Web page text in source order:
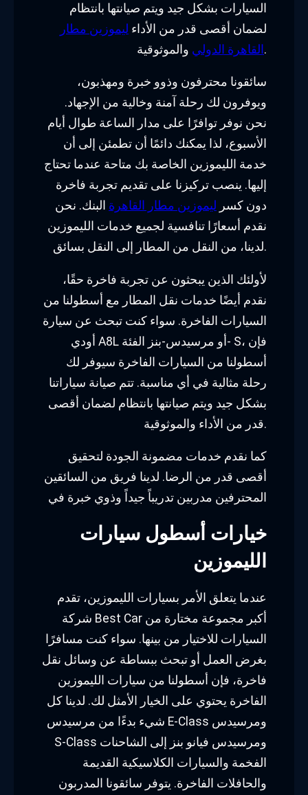
السيارات بشكل جيد ويتم صيانتها بانتظام
لضمان أقصى قدر من الأداء ليموزين مطار
القاهرة الدوليوالموثوقية.
سائقونا محترفون وذوو خبرة ومهذبون،
ويوفرون لك رحلة آمنة وخالية من الإجهاد.
نحن نوفر توافرًا على مدار الساعة طوال أيام
الأسبوع، لذا يمكنك دائمًا أن تطمئن إلى أن
خدمة الليموزين الخاصة بك متاحة عندما تحتاج
إليها. ينصب تركيزنا على تقديم تجربة فاخرة
دون كسر ليموزين مطار القاهرة البنك. نحن
نقدم أسعارًا تنافسية لجميع خدمات الليموزين
لدينا، من النقل من المطار إلى النقل بسائق.
لأولئك الذين يبحثون عن تجربة فاخرة حقًا،
نقدم أيضًا خدمات نقل المطار مع أسطولنا من
السيارات الفاخرة. سواء كنت تبحث عن سيارة
أودي A8L أو مرسيدس-بنز الفئة- S، فإن
أسطولنا من السيارات الفاخرة سيوفر لك
رحلة مثالية في أي مناسبة. تتم صيانة سياراتنا
بشكل جيد ويتم صيانتها بانتظام لضمان أقصى
قدر من الأداء والموثوقية.
كما نقدم خدمات مضمونة الجودة لتحقيق
أقصى قدر من الرضا. لدينا فريق من السائقين
المحترفين مدربين تدريباً جيداً وذوي خبرة في
خيارات أسطول سيارات
الليموزين
عندما يتعلق الأمر بسيارات الليموزين، تقدم
شركة Best Car أكبر مجموعة مختارة من
السيارات للاختيار من بينها. سواء كنت مسافرًا
بغرض العمل أو تبحث ببساطة عن وسائل نقل
فاخرة، فإن أسطولنا من سيارات الليموزين
الفاخرة يحتوي على الخيار الأمثل لك. لدينا كل
شيء بدءًا من مرسيدس E-Class ومرسيدس
S-Class ومرسيدس فيانو بنز إلى الشاحنات
الفخمة والسيارات الكلاسيكية القديمة
والحافلات الفاخرة. يتوفر سائقونا المدربون